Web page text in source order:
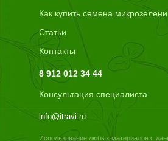
Как купить семена
Статьи
Контакты
8 912 012 34 44
Консультация специалиста
info@itravi.ru
Использование любых материалов с